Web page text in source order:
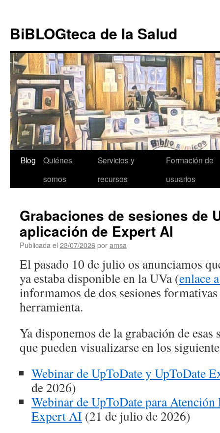
contenido
BiBLOGteca de la Salud
Blog
Quiénes
somos
Servicios y
recursos
Formación de
usuarios
Grabaciones de sesiones de
aplicación de Expert AI
Publicada el 23/07/2026poramsa
El pasado 10 de julio os anunciamos
ya estaba disponible en la UVa (enlace
informamos de dos sesiones
herramienta.
Ya disponemos de la grabación de
que pueden visualizarse en los
Webinar de UpToDate y UpToDate
de 2026)
Webinar de UpToDate para
Expert AI (21 de julio de 2026)